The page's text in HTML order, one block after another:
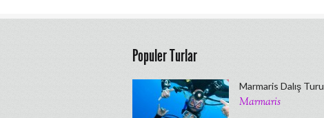
Populer Turlar
Marmaris Dalış Turu
Marmaris